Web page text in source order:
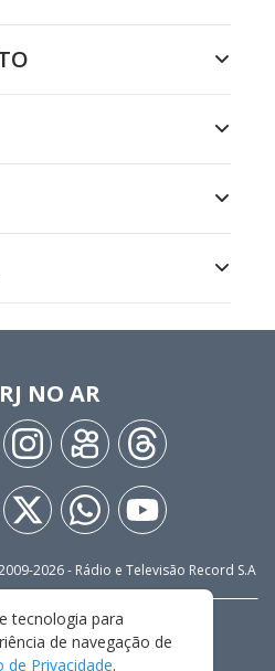
RJ NO AR
2026- Rádio e Televisão Record S.A
PRIVACIDADE
DE USO
tecnologia para
de navegação de
de Privacidade.